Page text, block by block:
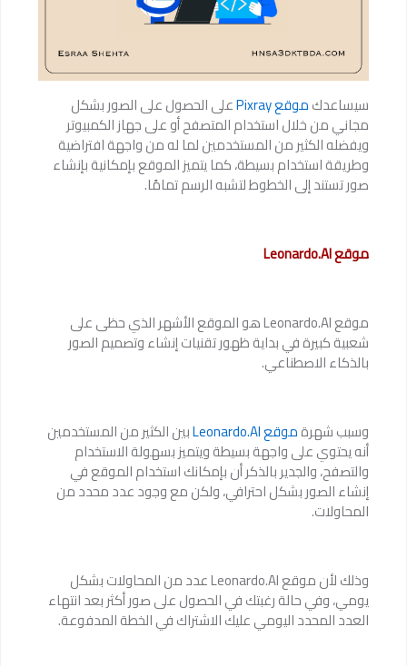
سيساعدكموقع Pixray على الحصول على الصور بشكل
مجاني من خلال استخدام المتصفح أو على جهاز الكمبيوتر
ويفضله الكثير من المستخدمين لما له من واجهة افتراضية
وطريقة استخدام بسيطة، كما يتميز الموقع بإمكانية بإنشاء
صور تستند إلى الخطوط لتشبه الرسم تمامًا.
موقع Leonardo.AI
موقع Leonardo.AI هو الموقع الأشهر الذي حظى على
شعبية كبيرة في بداية ظهور تقنيات إنشاء وتصميم الصور
بالذكاء الاصطناعي.
وسبب شهرةموقع Leonardo.AI بين الكثير من المستخدمين
أنه يحتوي على واجهة بسيطة ويتميز بسهولة الاستخدام
والتصفح، والجدير بالذكر أن بإمكانك استخدام الموقع في
إنشاء الصور بشكل احترافي، ولكن مع وجود عدد محدد من
المحاولات.
وذلك لأن موقع Leonardo.AI عدد من المحاولات بشكل
يومي، وفي حالة رغبتك في الحصول على صور أكثر بعد انتهاء
العدد المحدد اليومي عليك الاشتراك في الخطة المدفوعة.